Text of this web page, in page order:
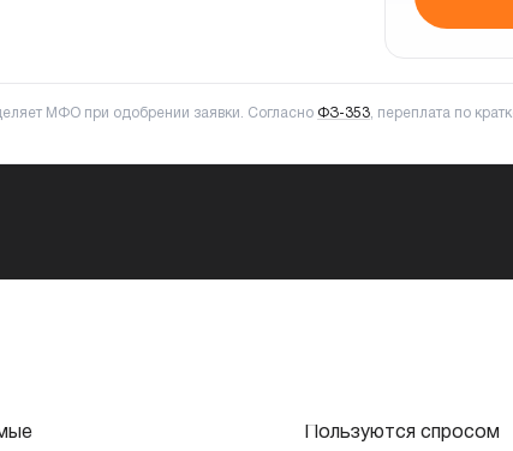
МФО при одобрении заявки. Согласно ФЗ-353, переплата по
Пользуются спросом